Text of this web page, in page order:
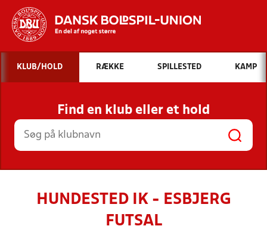
Hvad vil du søge efter?
INDHOLD OG NYHEDER
STILLINGER, RESULTATER, KLUBBER OG
HOLD
KLUB/HOLD RÆKKE SPILLESTED KAMP
Find en klub eller et hold
HUNDESTED IK - ESBJERG
FUTSAL